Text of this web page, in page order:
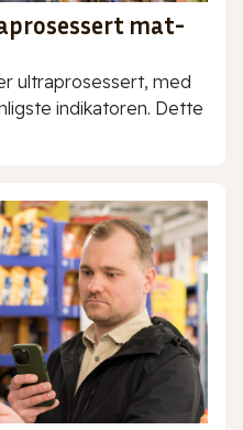
mat-
ultraprosessert, med
indikatoren. Dette